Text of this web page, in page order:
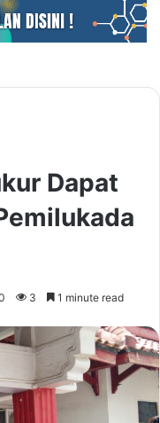
Dapat
3 1 minute read